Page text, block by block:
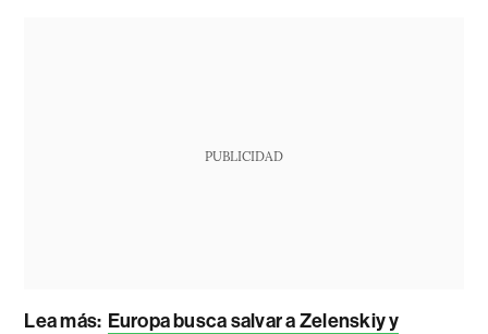
PUBLICIDAD
Lea más: Europa busca salvar a Zelenskiy y